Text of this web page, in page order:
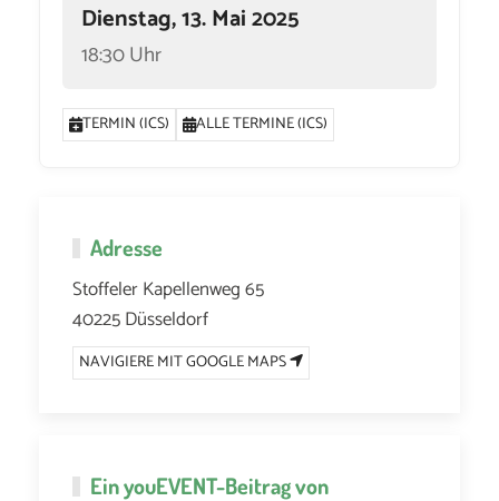
Dienstag, 13. Mai 2025
18:30 Uhr
TERMIN (ICS) ALLE TERMINE (ICS)
Adresse
Stoffeler Kapellenweg 65
40225 Düsseldorf
NAVIGIERE MIT GOOGLE MAPS
EinyouEVENT-Beitrag von